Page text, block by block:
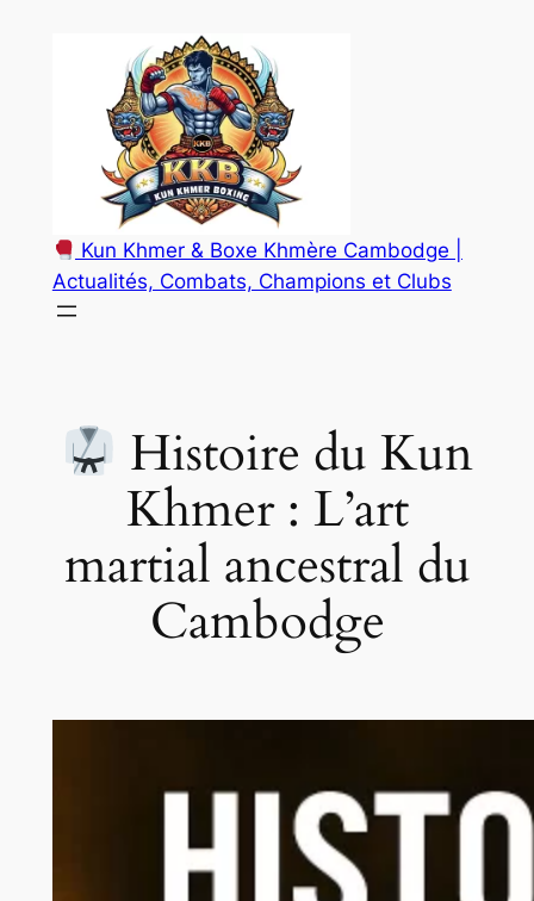
Kun Khmer & Boxe Khmère Cambodge |
Actualités, Combats, Champions et Clubs
Histoire du Kun
Khmer : L’art
martial ancestral du
Cambodge